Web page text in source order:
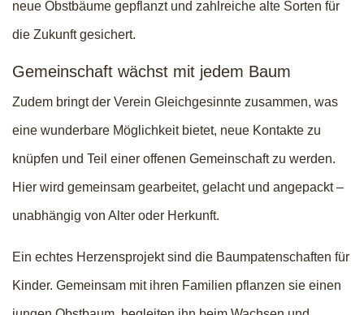
neue Obstbäume gepflanzt und zahlreiche alte Sorten für
die Zukunft gesichert.
Gemeinschaft wächst mit jedem Baum
Zudem bringt der Verein Gleichgesinnte zusammen, was
eine wunderbare Möglichkeit bietet, neue Kontakte zu
knüpfen und Teil einer offenen Gemeinschaft zu werden.
Hier wird gemeinsam gearbeitet, gelacht und angepackt –
unabhängig von Alter oder Herkunft.
Ein echtes Herzensprojekt sind die Baumpatenschaften für
Kinder. Gemeinsam mit ihren Familien pflanzen sie einen